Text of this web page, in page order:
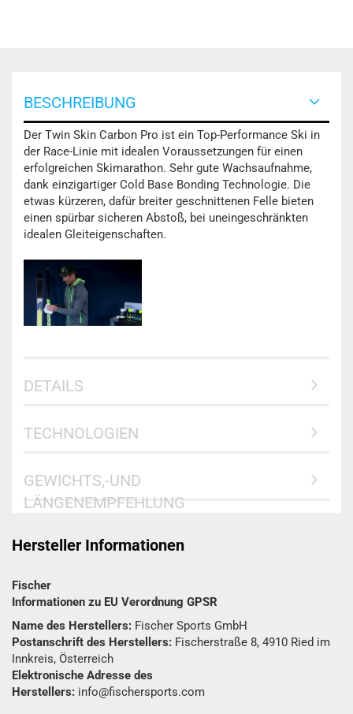
BESCHREIBUNG
Der Twin Skin Carbon Pro ist ein Top-Performance Ski in
der Race-Linie mit idealen Voraussetzungen für einen
erfolgreichen Skimarathon. Sehr gute Wachsaufnahme,
dank einzigartiger Cold Base Bonding Technologie. Die
etwas kürzeren, dafür breiter geschnittenen Felle bieten
einen spürbar sicheren Abstoß, bei uneingeschränkten
idealen Gleiteigenschaften.
DETAILS
TECHNOLOGIEN
GEWICHTS,-UND
LÄNGENEMPFEHLUNG
Hersteller Informationen
Fischer
Informationen zu EU Verordnung GPSR
Name des Herstellers: Fischer Sports GmbH
Postanschrift des Herstellers: Fischerstraße 8, 4910 Ried im
Innkreis, Österreich
Elektronische Adresse des
Herstellers: info@fischersports.com